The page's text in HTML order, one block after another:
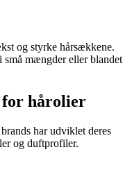
og styrke hårsækkene.
små mængder eller blandet
for hårolier
har udviklet deres
og duftprofiler.